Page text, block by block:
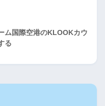
ム国際空港のKLOOKカウ
る